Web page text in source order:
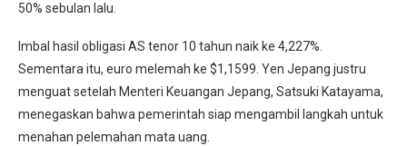
50% sebulan lalu.
Imbal hasil obligasi AS tenor 10 tahun naik ke 4,227%.
Sementara itu, euro melemah ke $1,1599. Yen Jepang justru
menguat setelah Menteri Keuangan Jepang, Satsuki Katayama,
menegaskan bahwa pemerintah siap mengambil langkah untuk
menahan pelemahan mata uang.